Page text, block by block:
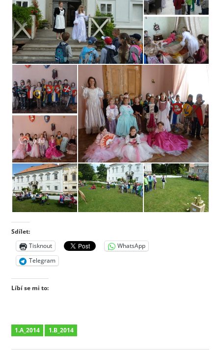
Sdílet:
Tisknout
WhatsApp
Telegram
Líbí se mi to:
1.A_2014 1.B_2014